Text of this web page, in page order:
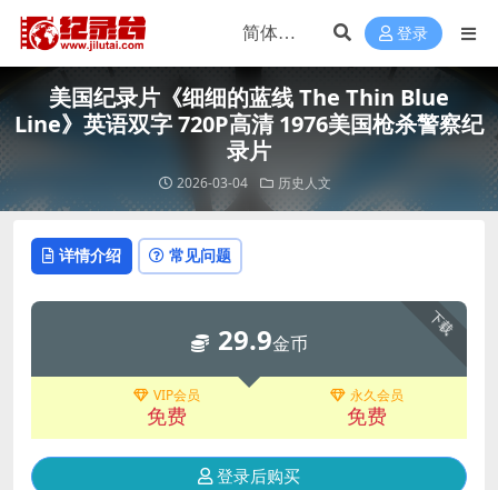
登录
美国纪录片《细细的蓝线 The Thin Blue
Line》英语双字 720P高清 1976美国枪杀警察纪
录片
2026-03-04 历史人文
详情介绍 常见问题
下载
29.9金币
VIP会员
免费
永久会员
免费
登录后购买